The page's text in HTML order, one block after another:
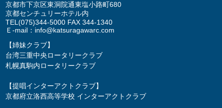
京都市下京区東洞院通東塩小路町680
京都センチュリーホテル内
TEL(075)344-5000 FAX 344-1340
Ｅ-mail： info@katsuragawarc.com
【姉妹クラブ】
台湾三重中央ロータリークラブ
札幌真駒内ロータリークラブ
【提唱インターアクトクラブ】
京都府立洛西高等学校 インターアクトクラブ